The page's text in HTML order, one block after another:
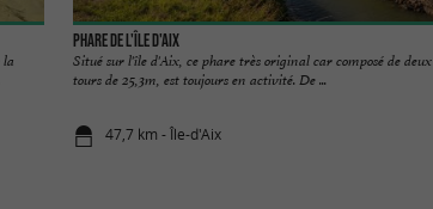
la
Phare de l'île d'Aix
Situé sur l'île d'Aix, ce phare très original car composé de deux
tours de 25,3m, est toujours en activité. De ...
47,7 km - Île-d'Aix